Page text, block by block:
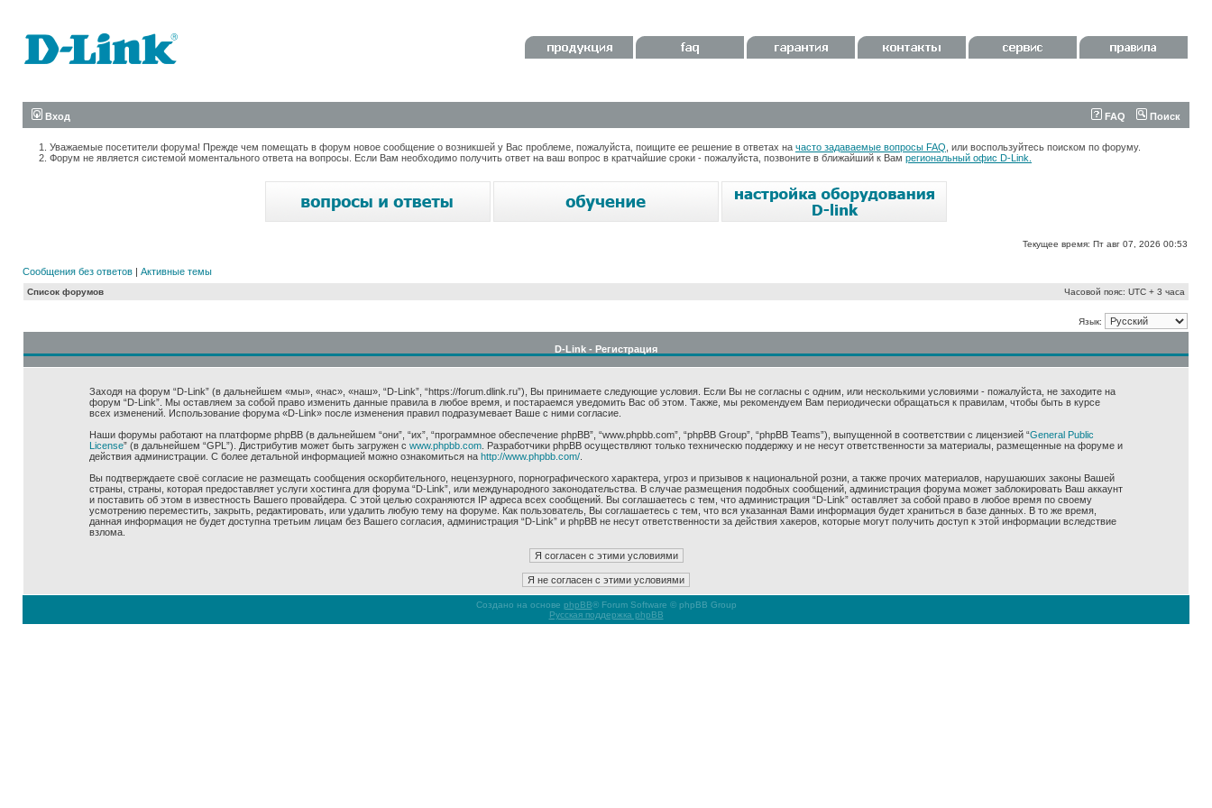
Вход FAQ Поиск
Уважаемые посетители форума! Прежде чем помещать в форум новое сообщение о возникшей у Вас проблеме, пожалуйста, поищите ее решение в ответах на часто задаваемые вопросы FAQ , или воспользуйтесь поиском по форуму.
Форум не является системой моментального ответа на вопросы. Если Вам необходимо получить ответ на ваш вопрос в кратчайшие сроки - пожалуйста, позвоните в ближайший к Вам региональный офис D-Link.
Текущее время: Пт авг 07, 2026 00:53
Сообщения без ответов | Активные темы
Список форумов Часовой пояс: UTC + 3 часа
Язык:
D-Link - Регистрация
Заходя на форум “D-Link” (в дальнейшем «мы», «нас», «наш», “D-Link”, “https://forum.dlink.ru”), Вы принимаете следующие условия. Если Вы не согласны с одним, или несколькими условиями - пожалуйста, не заходите на
форум “D-Link”. Мы оставляем за собой право изменить данные правила в любое время, и постараемся уведомить Вас об этом. Также, мы рекомендуем Вам периодически обращаться к правилам, чтобы быть в курсе
всех изменений. Использование форума «D-Link» после изменения правил подразумевает Ваше с ними согласие.
Наши форумы работают на платформе phpBB (в дальнейшем “они”, “их”, “программное обеспечение phpBB”, “www.phpbb.com”, “phpBB Group”, “phpBB Teams”), выпущенной в соответствии с лицензией “General Public
License” (в дальнейшем “GPL”). Дистрибутив может быть загружен с www.phpbb.com. Разработчики phpBB осуществляют только техническю поддержку и не несут ответственности за материалы, размещенные на форуме и
действия администрации. С более детальной информацией можно ознакомиться на http://www.phpbb.com/.
Вы подтверждаете своё согласие не размещать сообщения оскорбительного, нецензурного, порнографического характера, угроз и призывов к национальной розни, а также прочих материалов, нарушаюших законы Вашей
страны, страны, которая предоставляет услуги хостинга для форума “D-Link”, или международного законодательства. В случае размещения подобных сообщений, администрация форума может заблокировать Ваш аккаунт
и поставить об этом в известность Вашего провайдера. С этой целью сохраняются IP адреса всех сообщений. Вы соглашаетесь с тем, что администрация “D-Link” оставляет за собой право в любое время по своему
усмотрению переместить, закрыть, редактировать, или удалить любую тему на форуме. Как пользователь, Вы соглашаетесь с тем, что вся указанная Вами информация будет храниться в базе данных. В то же время,
данная информация не будет доступна третьим лицам без Вашего согласия, администрация “D-Link” и phpBB не несут ответственности за действия хакеров, которые могут получить доступ к этой информации вследствие
взлома.
Создано на основе phpBB® Forum Software © phpBB Group
Русская поддержка phpBB